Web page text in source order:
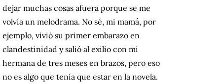
dejar muchas cosas afuera porque se me
volvía un melodrama. No sé, mi mamá, por
ejemplo, vivió su primer embarazo en
clandestinidad y salió al exilio con mi
hermana de tres meses en brazos, pero eso
no es algo que tenía que estar en la novela.